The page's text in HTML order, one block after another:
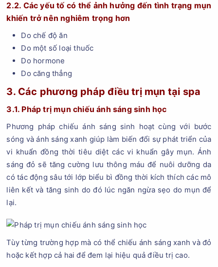
2.2. Các yếu tố có thể ảnh hưởng đến tình trạng mụn
khiến trở nên nghiêm trọng hơn
Do chế độ ăn
Do một số loại thuốc
Do hormone
Do căng thẳng
3. Các phương pháp điều trị mụn tại spa
3.1. Pháp trị mụn chiếu ánh sáng sinh học
Phương pháp chiếu ánh sáng sinh hoạt cùng với bước
sóng và ánh sáng xanh giúp làm biến đổi sự phát triển của
vi khuẩn đồng thời tiêu diệt các vi khuẩn gây mụn. Ánh
sáng đỏ sẽ tăng cường lưu thông máu để nuôi dưỡng da
có tác động sâu tới lớp biểu bì đồng thời kích thích các mô
liên kết và tăng sinh do đó lúc ngăn ngừa sẹo do mụn để
lại.
Tùy từng trường hợp mà có thể chiếu ánh sáng xanh và đỏ
hoặc kết hợp cả hai để đem lại hiệu quả điều trị cao.